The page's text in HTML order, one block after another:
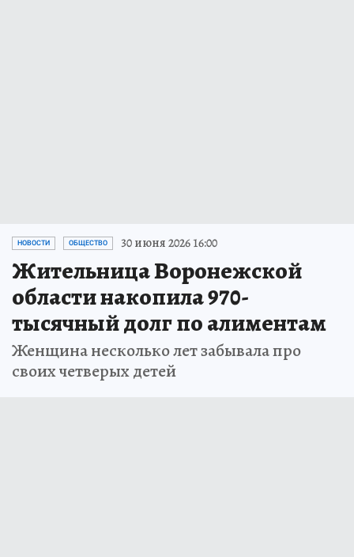
НОВОСТИ ОБЩЕСТВО 30 июня 2026 16:00
Жительница Воронежской
области накопила 970-
тысячный долг по алиментам
Женщина несколько лет забывала про
своих четверых детей